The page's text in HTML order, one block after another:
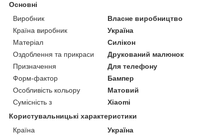
Основні
Виробник
Власне виробництво
Країна виробник
Україна
Матеріал
Силікон
Оздоблення та прикраси
Друкований малюнок
Призначення
Для телефону
Форм-фактор
Бампер
Особливість кольору
Матовий
Сумісність з
Xiaomi
Користувальницькі характеристики
Країна
Україна